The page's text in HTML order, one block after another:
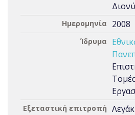
Ημερομηνία 2008
Ίδρυμα
Εξεταστική επιτροπή